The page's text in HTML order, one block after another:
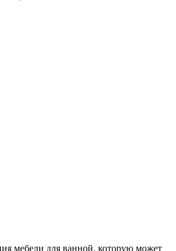
мебели для ванной, которую может